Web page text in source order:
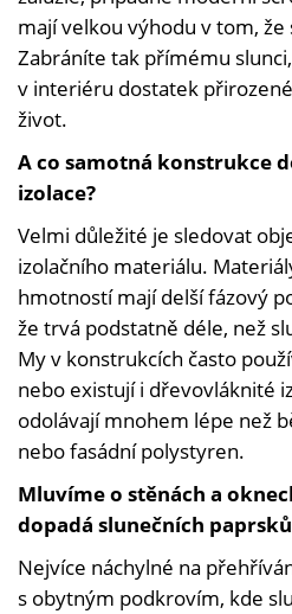
mají velkou výhodu v tom, že
Zabráníte tak přímému
v interiéru dostatek
život.
A co samotná konstrukce
izolace?
Velmi důležité je sledovat
izolačního materiálu.
hmotností mají delší fázový
že trvá podstatně déle, než
My v konstrukcích často
nebo existují i dřevovláknité
odolávají mnohem lépe než
nebo fasádní polystyren.
Mluvíme o stěnách a
dopadá slunečních
Nejvíce náchylné na
s obytným podkrovím, kde